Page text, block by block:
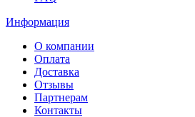
Информация
О компании
Оплата
Доставка
Отзывы
Партнерам
Контакты